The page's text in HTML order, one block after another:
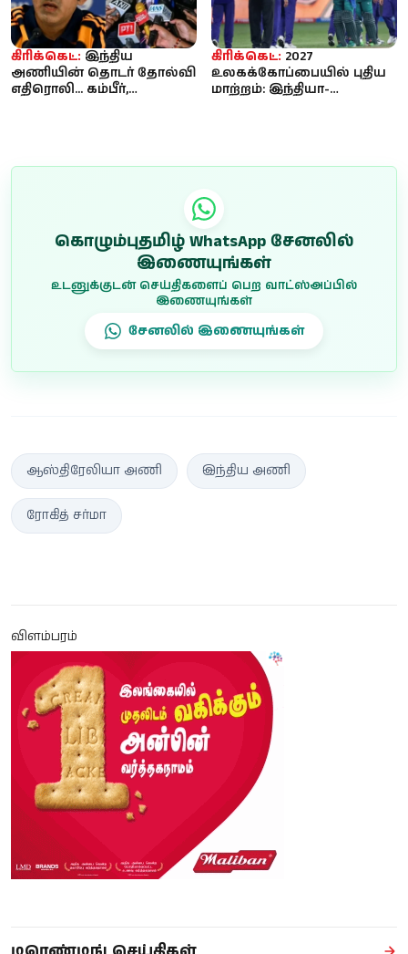
கிரிக்கெட்: இந்திய
அணியின் தொடர் தோல்வி
எதிரொலி... கம்பீர்,
கிரிக்கெட்: 2027
உலகக்கோப்பையில் புதிய
மாற்றம்: இந்தியா-
கொழும்புதமிழ் WhatsApp சேனலில்
இணையுங்கள்
உடனுக்குடன் செய்திகளைப் பெற வாட்ஸ்அப்பில்
இணையுங்கள்
சேனலில் இணையுங்கள்
ஆஸ்திரேலியா அணி இந்திய அணி
ரோகித் சர்மா
விளம்பரம்